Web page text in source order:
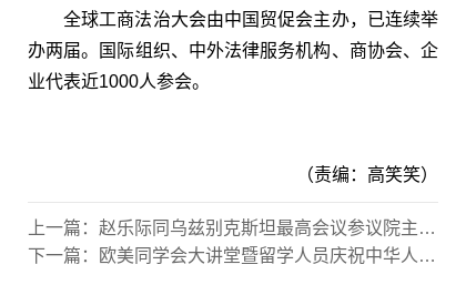
全球工商法治大会由中国贸促会主办，已连续举
办两届。国际组织、中外法律服务机构、商协会、企
业代表近1000人参会。
（责编：高笑笑）
上一篇： 赵乐际同乌兹别克斯坦最高会议参议院主席纳尔巴耶娃举行会谈
下一篇：
欧美同学会大讲堂暨留学人员庆祝中华人民共和国成立75周年座谈会在京举行 丁仲礼出席并讲话